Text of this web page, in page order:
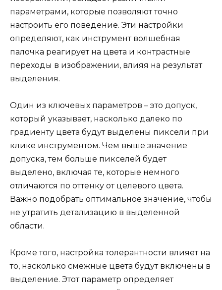
параметрами, которые позволяют точно
настроить его поведение. Эти настройки
определяют, как инструмент волшебная
палочка реагирует на цвета и контрастные
переходы в изображении, влияя на результат
выделения.
Один из ключевых параметров – это допуск,
который указывает, насколько далеко по
градиенту цвета будут выделены пиксели при
клике инструментом. Чем выше значение
допуска, тем больше пикселей будет
выделено, включая те, которые немного
отличаются по оттенку от целевого цвета.
Важно подобрать оптимальное значение, чтобы
не утратить детализацию в выделенной
области.
Кроме того, настройка толерантности влияет на
то, насколько смежные цвета будут включены в
выделение. Этот параметр определяет